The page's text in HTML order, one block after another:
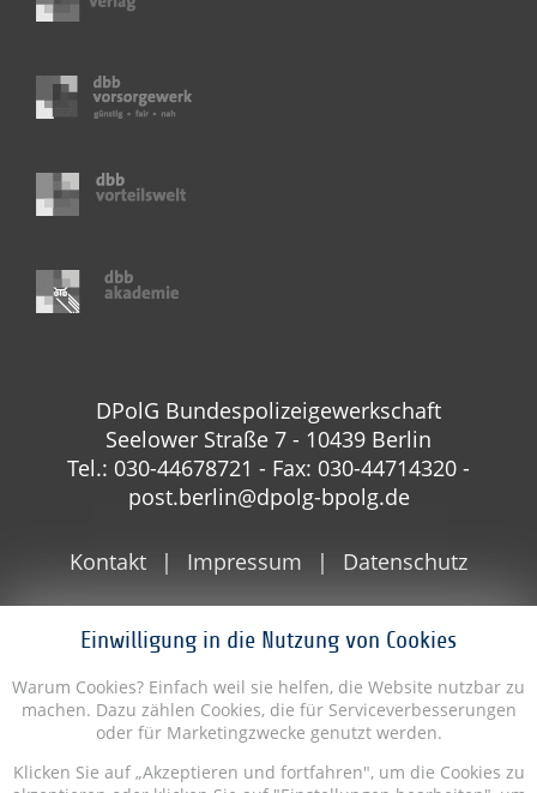
Einwilligung in die Nutzung von Cookies
Warum Cookies? Einfach weil sie helfen, die Website nutzbar zu
machen. Dazu zählen Cookies, die für Serviceverbesserungen
oder für Marketingzwecke genutzt werden.
Klicken Sie auf „Akzeptieren und fortfahren", um die Cookies zu
DPolG Bundespolizeigewerkschaft
Seelower Straße 7 - 10439 Berlin
Tel.: 030-44678721 - Fax: 030-44714320 -
post.berlin@dpolg-bpolg.de
Kontakt Impressum Datenschutz